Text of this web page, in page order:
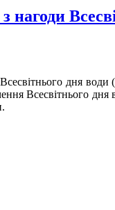
дня води
Всесвітнього